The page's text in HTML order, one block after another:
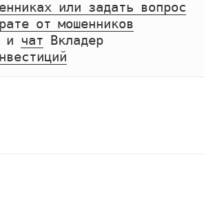
или задать вопрос
от мошенников
и чат
Вкладер